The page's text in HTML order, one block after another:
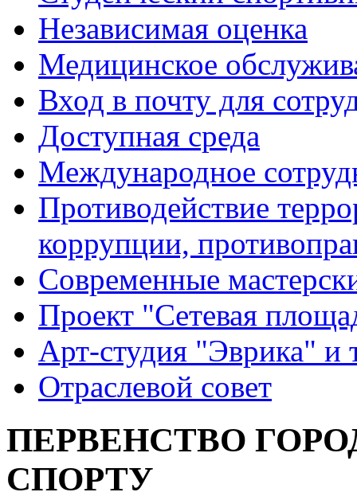
Независимая оценка
Медицинское
Вход в почту для
Доступная среда
Международное
Противодействие
коррупции,
Современные
Проект "Сетевая
Арт-студия "Эврика" и
Отраслевой совет
ПЕРВЕНСТВО
СПОРТУ